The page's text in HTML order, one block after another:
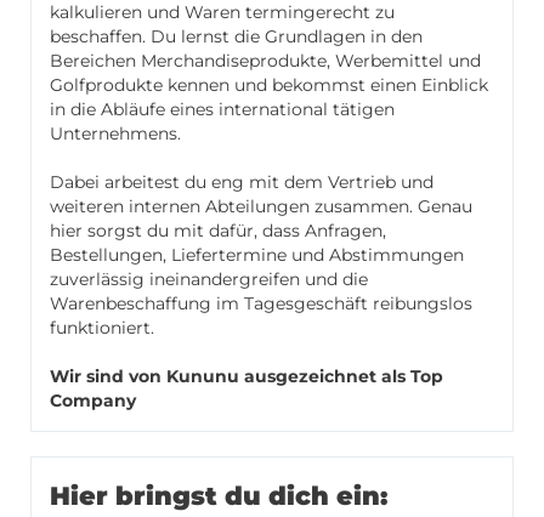
kalkulieren und Waren termingerecht zu
beschaffen. Du lernst die Grundlagen in den
Bereichen Merchandiseprodukte, Werbemittel und
Golfprodukte kennen und bekommst einen Einblick
in die Abläufe eines international tätigen
Unternehmens.
Dabei arbeitest du eng mit dem Vertrieb und
weiteren internen Abteilungen zusammen. Genau
hier sorgst du mit dafür, dass Anfragen,
Bestellungen, Liefertermine und Abstimmungen
zuverlässig ineinandergreifen und die
Warenbeschaffung im Tagesgeschäft reibungslos
funktioniert.
Wir sind von Kununu ausgezeichnet als Top
Company
Hier bringst du dich ein: